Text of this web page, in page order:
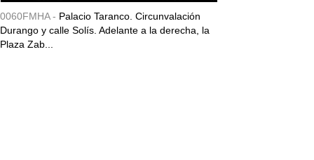
0060FMHA - Palacio Taranco. Circunvalación
Durango y calle Solís. Adelante a la derecha, la
Plaza Zab...